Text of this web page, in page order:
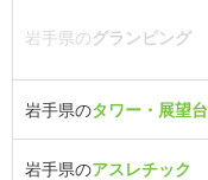
岩手県のグランピング
岩手県のタワー・展望台
岩手県のアスレチック